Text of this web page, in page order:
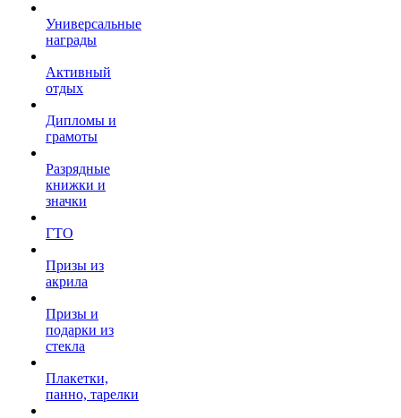
Универсальные
награды
Активный
отдых
Дипломы и
грамоты
Разрядные
книжки и
значки
ГТО
Призы из
акрила
Призы и
подарки из
стекла
Плакетки,
панно, тарелки